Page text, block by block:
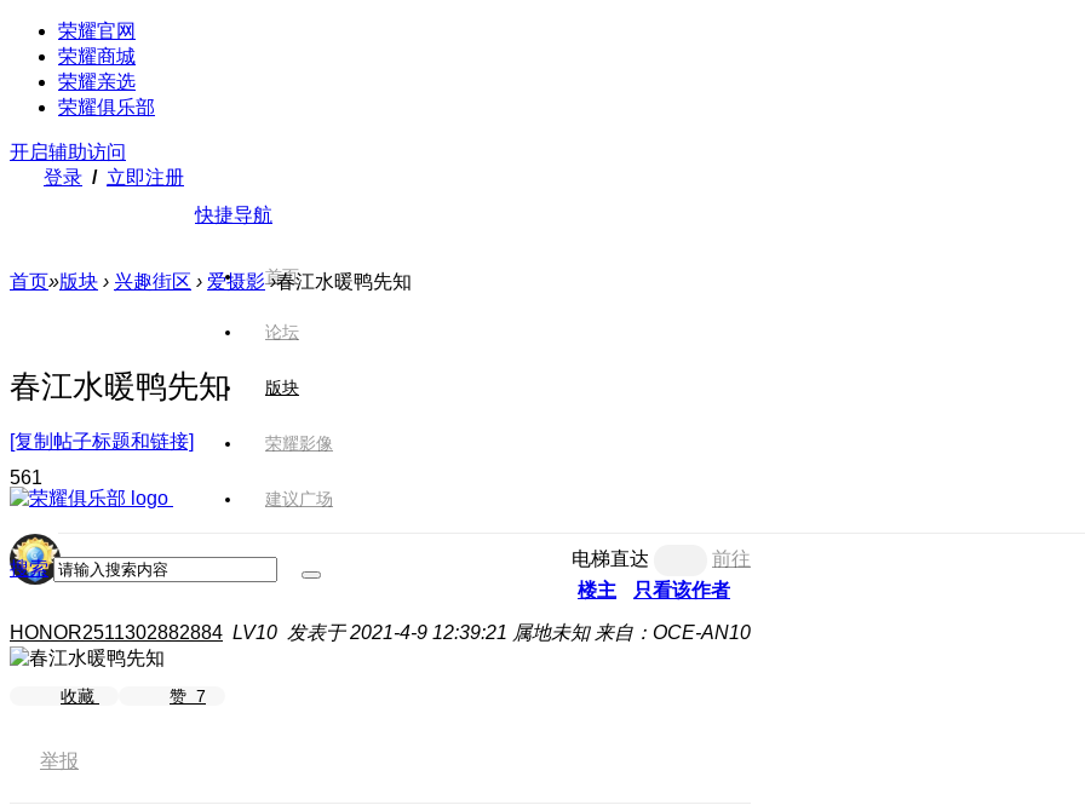
荣耀官网
荣耀商城
荣耀亲选
荣耀俱乐部
开启辅助访问
登录 / 立即注册
快捷导航
首页
论坛
版块
荣耀影像
建议广场
搜索
首页»版块 › 兴趣街区 › 爱摄影 ›春江水暖鸭先知
春江水暖鸭先知
[复制帖子标题和链接]
561
电梯直达
前往
楼主
只看该作者
HONOR2511302882884 LV10 发表于 2021-4-9 12:39:21 属地未知 来自：OCE-AN10
收藏 赞 7
举报